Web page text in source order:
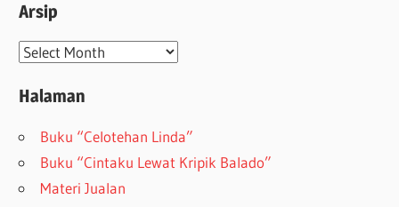
Arsip
Arsip
Halaman
Buku “Celotehan Linda”
Buku “Cintaku Lewat Kripik Balado”
Materi Jualan